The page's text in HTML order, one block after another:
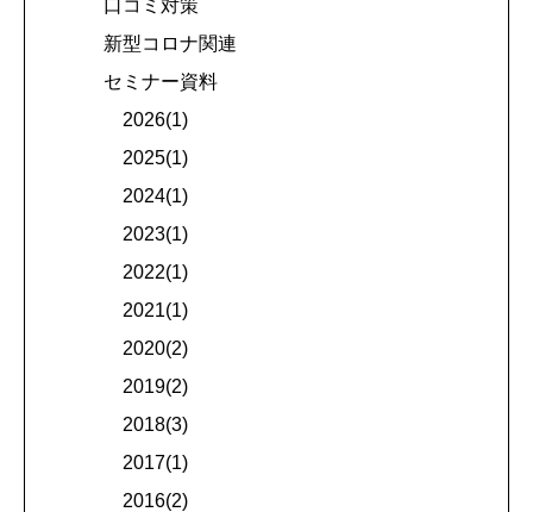
口コミ対策
新型コロナ関連
セミナー資料
2026(1)
2025(1)
2024(1)
2023(1)
2022(1)
2021(1)
2020(2)
2019(2)
2018(3)
2017(1)
2016(2)